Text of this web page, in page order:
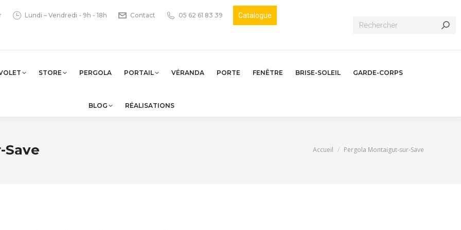
Lundi – Vendredi - 9h - 18h Contact 05 62 61 83 39 Catalogue
Recherche
STORE PERGOLA PORTAIL VÉRANDA PORTE FENÊTRE BRISE-SOLEIL GARDE-CORPS
BLOG RÉALISATIONS
Vous êtes ici :
Accueil Pergola Montaigut-sur-Save